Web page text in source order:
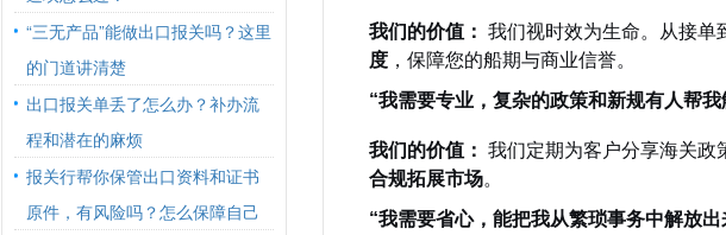
“三无产品”能做出口报关吗？这里
的门道讲清楚
出口报关单丢了怎么办？补办流
程和潜在的麻烦
报关行帮你保管出口资料和证书
原件，有风险吗？怎么保障自己
我们的价值： 我们视时效为生命。从接单
度 ，保障您的船期与商业信誉。
“我需要专业，复杂的政策和新规有人帮我
我们的价值： 我们定期为客户分享海关政
合规拓展市场。
“我需要省心，能把我从繁琐事务中解放出